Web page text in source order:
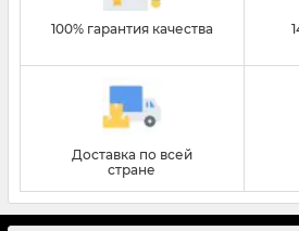
100% гарантия качества
Доставка по всей
стране